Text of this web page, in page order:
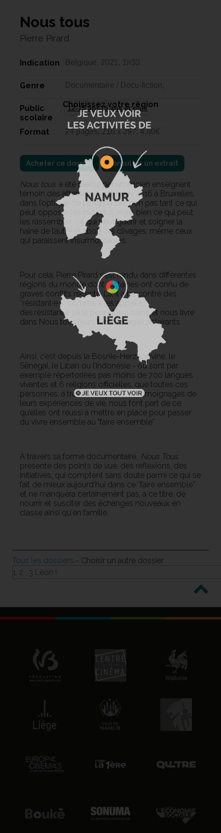
Nous tous
Pierre Pirard
Indication Belgique, 2021, 1h33
Genre Documentaire / Docu-fiction,
Public
scolaire
12-15 ans15 ans et plus
Format 24 pages, 210 x 297, 4.80€
Acheter ce dossier Consulter un extrait
Nous tousa été réalisé par un ancien enseignant
témoin des attentats du 22 mars 2016 à Bruxelles,
dans l’optique de comprendre non pas tant ce qui
peut opposer les individus, mais bien ce qui peut
les rassembler, ce qui peut guérir et soigner la
haine de l’autre et abolir les clivages, même ceux
qui paraissent insurmontables.
Pour cela, Pierre Pirard s’est rendu dans différentes
régions du monde dont certaines ont connu de
graves conflits récents. Là, il a rencontré des
“résistant·e·s” comme il les appelle,
des résistant·e·s à la peur et à la haine et nous livre
dans Nous tous leurs témoignages éclairants.
Ainsi, c’est depuis la Bosnie-Herzégovine, le
Sénégal, le Liban ou l’Indonésie - où sont par
exemple répertoriées pas moins de 700 langues
vivantes et 6 religions officielles, que toutes ces
personnes, à travers les précieux témoignages de
leurs expériences de vie, nous font part de ce
qu’elles ont réussi à mettre en place pour passer
du vivre ensemble au "faire ensemble”.
À travers sa forme documentaire, Nous Tous
présente des points de vue, des réflexions, des
initiatives, qui comptent sans doute parmi ce qui se
fait de mieux aujourd’hui dans ce “faire ensemble”
et ne manquera certainement pas, à ce titre, de
nourrir et susciter des échanges nouveaux en
classe ainsi qu'en famille.
Tous les dossiers - Choisir un autre dossier
1, 2 , 3 Léon !
Choisissez votre région